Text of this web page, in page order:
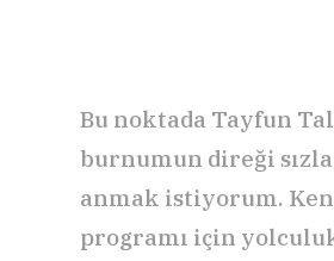
Bu noktada Tayfun
burnumun direği
anmak istiyorum.
programı için